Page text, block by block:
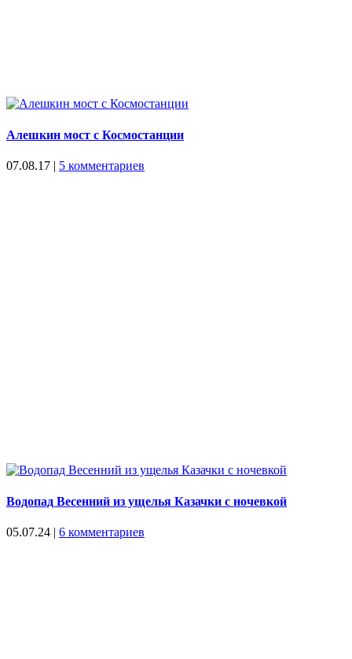
Алешкин мост с Космостанции
07.08.17 | 5 комментариев
Водопад Весенний из ущелья Казачки с ночевкой
05.07.24 | 6 комментариев